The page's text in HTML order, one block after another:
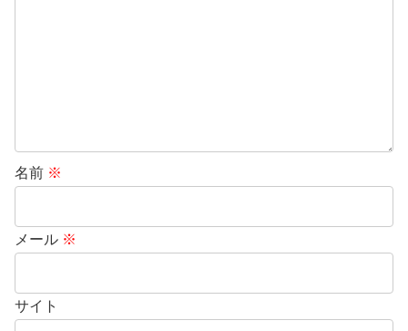
名前 ※
メール ※
サイト